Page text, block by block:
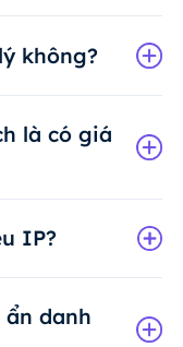
không?
là có giá
IP?
ẩn danh